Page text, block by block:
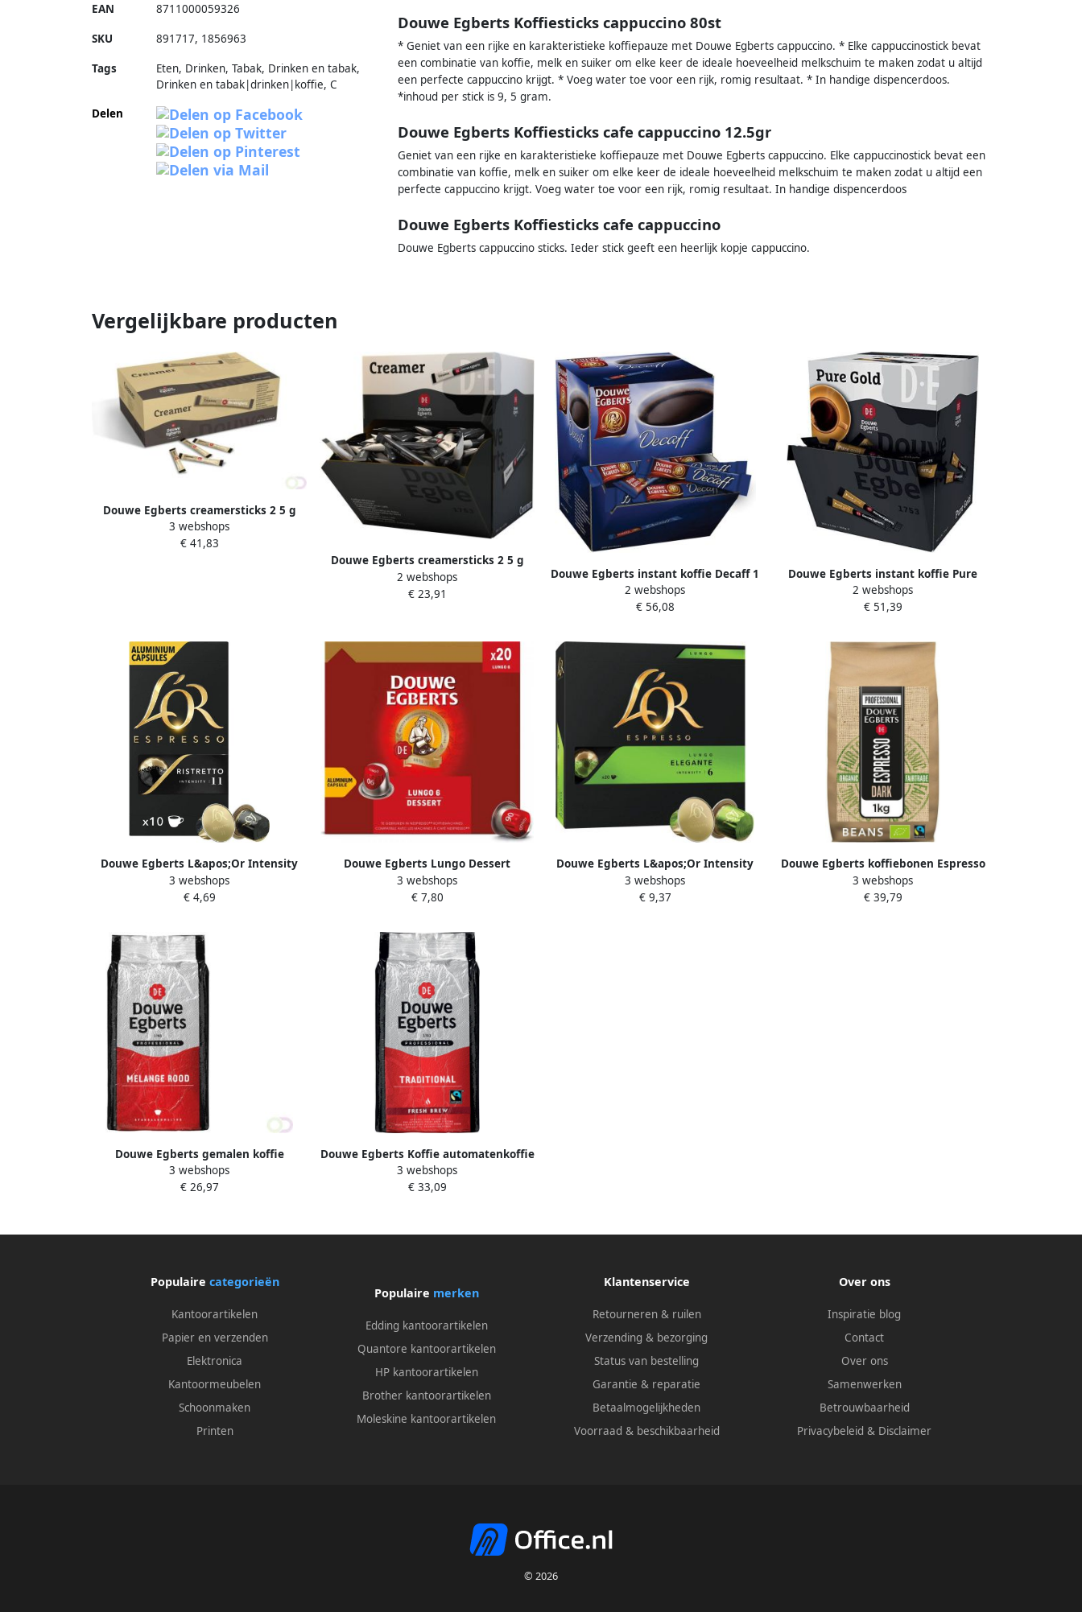
Douwe Egberts Koffiesticks cappuccino 80st
* Geniet van een rijke en karakteristieke koffiepauze met Douwe Egberts cappuccino. * Elke cappuccinostick bevat
een combinatie van koffie, melk en suiker om elke keer de ideale hoeveelheid melkschuim te maken zodat u altijd
een perfecte cappuccino krijgt. * Voeg water toe voor een rijk, romig resultaat. * In handige dispencerdoos.
*inhoud per stick is 9, 5 gram.
Douwe Egberts Koffiesticks cafe cappuccino 12.5gr
Geniet van een rijke en karakteristieke koffiepauze met Douwe Egberts cappuccino. Elke cappuccinostick bevat een
combinatie van koffie, melk en suiker om elke keer de ideale hoeveelheid melkschuim te maken zodat u altijd een
perfecte cappuccino krijgt. Voeg water toe voor een rijk, romig resultaat. In handige dispencerdoos
Douwe Egberts Koffiesticks cafe cappuccino
Douwe Egberts cappuccino sticks. Ieder stick geeft een heerlijk kopje cappuccino.
EAN 8711000059326
SKU 891717, 1856963
Tags
Eten, Drinken, Tabak, Drinken en tabak,
Drinken en tabak|drinken|koffie, C
Delen
Vergelijkbare producten
Douwe Egberts creamersticks 2 5 g
doos van 900 stuks
3 webshops
€ 41,83
Douwe Egberts creamersticks 2 5 g
doos van 500 stuks
2 webshops
€ 23,91
Douwe Egberts instant koffie Decaff 1
5 g doos van 200 stuks
2 webshops
€ 56,08
Douwe Egberts instant koffie Pure
Gold doos van 200 stuks
2 webshops
€ 51,39
Douwe Egberts L&apos;Or Intensity
koffiecapsules Ristretto pak van 10
stuks
3 webshops
€ 4,69
Douwe Egberts Lungo Dessert
koffiecapsules pak van 20 stuks
3 webshops
€ 7,80
Douwe Egberts L&apos;Or Intensity
koffiecapsules Lungo Elegante pak van
20 stuks
3 webshops
€ 9,37
Douwe Egberts koffiebonen Espresso
Dark Roast bio & fairtrade pak van 1
kg
3 webshops
€ 39,79
Douwe Egberts gemalen koffie
Melange Rood standaard pak van 1 kg
3 webshops
€ 26,97
Douwe Egberts Koffie automatenkoffie
fresh brew traditional 1000 gram
3 webshops
€ 33,09
Populaire categorieën
Kantoorartikelen
Papier en verzenden
Elektronica
Kantoormeubelen
Schoonmaken
Printen
Populaire merken
Edding kantoorartikelen
Quantore kantoorartikelen
HP kantoorartikelen
Brother kantoorartikelen
Moleskine kantoorartikelen
Klantenservice
Retourneren & ruilen
Verzending & bezorging
Status van bestelling
Garantie & reparatie
Betaalmogelijkheden
Voorraad & beschikbaarheid
Over ons
Inspiratie blog
Contact
Over ons
Samenwerken
Betrouwbaarheid
Privacybeleid & Disclaimer
© 2026